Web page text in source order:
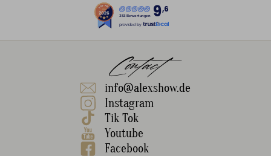
253 Bewertungen 9,6
provided by
Contact
info@alexshow.de
Instagram
Tik Tok
Youtube
Facebook